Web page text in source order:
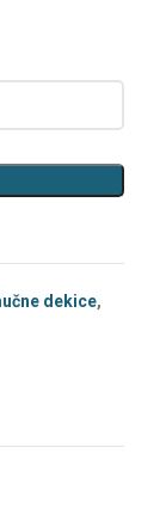
dekice,